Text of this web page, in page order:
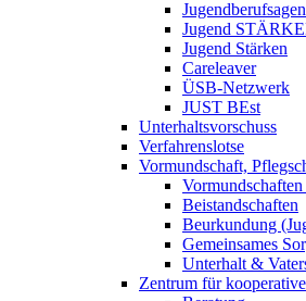
Jugend
Jugend Stärken
Careleaver
ÜSB-Netzwerk
JUST BEst
Unterhaltsvorschuss
Verfahrenslotse
Vormundschaft,
Beistandschaften
Beurkundung
Gemeinsames
Unterhalt &
Zentrum für